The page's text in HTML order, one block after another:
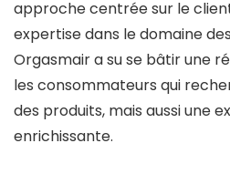
approche centrée sur le
expertise dans le domaine
Orgasmair a su se bâtir une
les consommateurs qui
des produits, mais aussi une
enrichissante.